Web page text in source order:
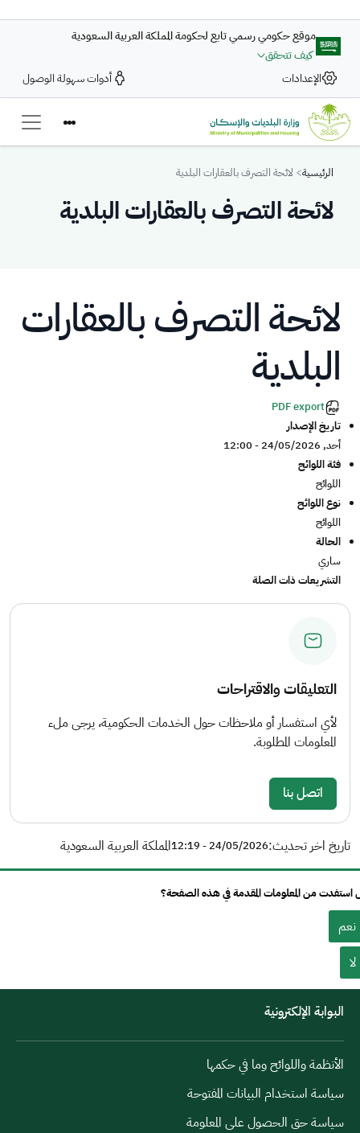
موقع حكومي رسمي تابع لحكومة المملكة العربية السعودية
كيف تتحقق
الإعدادات
أدوات سهولة الوصول
Breadcrumb
الرئيسية لائحة التصرف بالعقارات البلدية
لائحة التصرف بالعقارات البلدية
لائحة التصرف بالعقارات
البلدية
PDF export
تاريخ الإصدار
أحد, 24/05/2026 - 12:00
فئة اللوائح
اللوائح
نوع اللوائح
اللوائح
الحالة
ساري
التشريعات ذات الصلة
التعليقات والاقتراحات
لأي استفسار أو ملاحظات حول الخدمات الحكومية، يرجى ملء
المعلومات المطلوبة.
اتصل بنا
تاريخ اخر تحديث:24/05/2026 - 12:19 المملكة العربية السعودية
استفدت من المعلومات المقدمة في هذه الصفحة؟
نعم
لا
البوابة الإلكترونية
الأنظمة واللوائح وما في حكمها
سياسة استخدام البيانات المفتوحة
سياسة حق الحصول على المعلومة